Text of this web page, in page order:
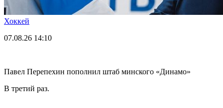
Хоккей
07.08.26 14:10
Павел Перепехин пополнил штаб минского «Динамо»
В третий раз.